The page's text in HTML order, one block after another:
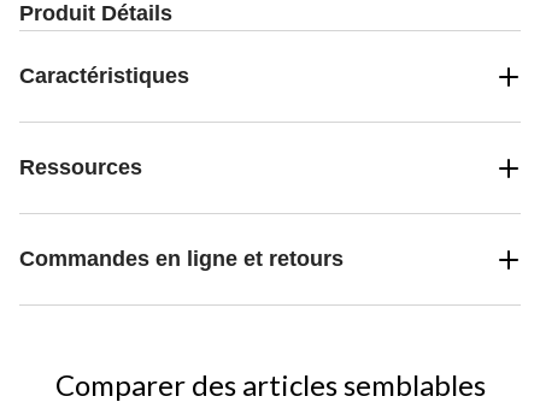
Produit Détails
Caractéristiques
Ressources
Commandes en ligne et retours
Comparer des articles semblables